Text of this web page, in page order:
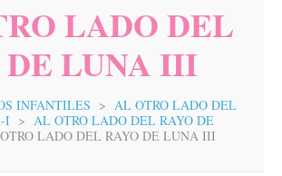
LADO DEL
DE LUNA III
INFANTILES > AL OTRO LADO DEL
I > AL OTRO LADO DEL RAYO DE
LADO DEL RAYO DE LUNA III